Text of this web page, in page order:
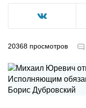
20368 просмотров